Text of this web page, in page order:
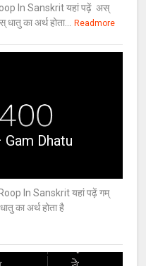
In Sanskrit यहां पढ़ें अस्
का अर्थ होता...
Readmore
Dhatu
In Sanskrit यहां पढ़ें गम्
का अर्थ होता है